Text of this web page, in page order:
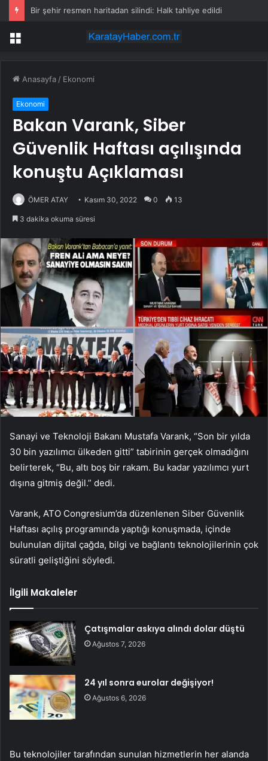
Bir şehir resmen haritadan silindi: Halk tahliye edildi
Menü
Anasayfa / Ekonomi
Ekonomi
Bakan Varank, Siber
Güvenlik Haftası açılışında
konuştu Açıklaması
ÖMER ATAY Kasım 30, 2022 0 13
3 dakika okuma süresi
Sanayi ve Teknoloji Bakanı Mustafa Varank, “Son bir yılda
30 bin yazılımcı ülkeden gitti” tabirinin gerçek olmadığını
belirterek, “Bu, altı boş bir rakam. Bu kadar yazılımcı yurt
dışına gitmiş değil.” dedi.
Varank, ATO Congresium’da düzenlenen Siber Güvenlik
Haftası açılış programında yaptığı konuşmada, içinde
bulunulan dijital çağda, bilgi ve bağlantı teknolojilerinin çok
süratli geliştiğini söyledi.
İlgili Makaleler
Çatışmalar askıya alındı dolar düştü
Ağustos 7, 2026
24 yıl sonra eurolar değişiyor!
Ağustos 6, 2026
Bu teknolojiler tarafından sunulan hizmetlerin her alanda